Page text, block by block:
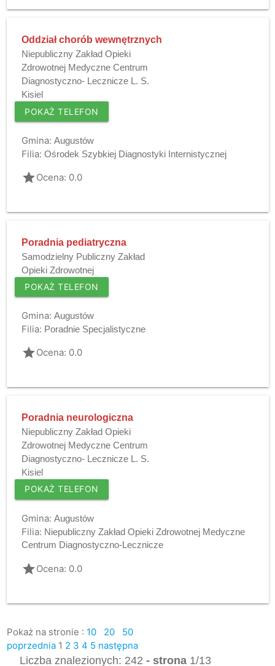
Oddział chorób wewnętrznych
Niepubliczny Zakład Opieki
Zdrowotnej Medyczne Centrum
Diagnostyczno- Lecznicze L. S.
Kisiel
POKAŻ TELEFON
Gmina: Augustów
Filia: Ośrodek Szybkiej Diagnostyki Internistycznej
gradeOcena: 0.0
Poradnia pediatryczna
Samodzielny Publiczny Zakład
Opieki Zdrowotnej
POKAŻ TELEFON
Gmina: Augustów
Filia: Poradnie Specjalistyczne
gradeOcena: 0.0
Poradnia neurologiczna
Niepubliczny Zakład Opieki
Zdrowotnej Medyczne Centrum
Diagnostyczno- Lecznicze L. S.
Kisiel
POKAŻ TELEFON
Gmina: Augustów
Filia: Niepubliczny Zakład Opieki Zdrowotnej Medyczne
Centrum Diagnostyczno-Lecznicze
gradeOcena: 0.0
Pokaż na stronie : 10 20
50
poprzednia 1 2 3 4 5 następna
Liczba znalezionych: 242 - strona 1/13